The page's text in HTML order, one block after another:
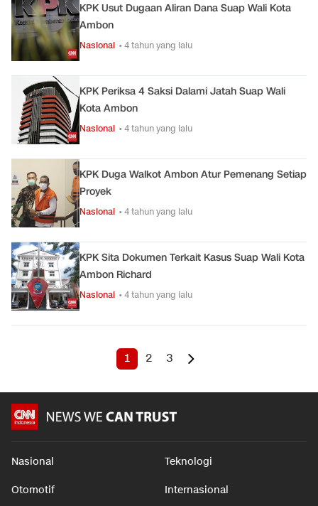
KPK Usut Dugaan Aliran Dana Suap Wali Kota
Ambon
Nasional • 4 tahun yang lalu
KPK Periksa 4 Saksi Dalami Jatah Suap Wali
Kota Ambon
Nasional • 4 tahun yang lalu
KPK Duga Walkot Ambon Atur Pemenang Setiap
Proyek
Nasional • 4 tahun yang lalu
KPK Sita Dokumen Terkait Kasus Suap Wali Kota
Ambon Richard
Nasional • 4 tahun yang lalu
1 2 3
Nasional Teknologi
Otomotif Internasional